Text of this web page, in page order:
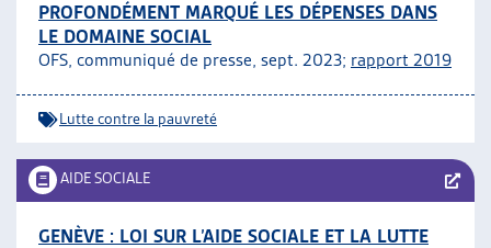
PROFONDÉMENT MARQUÉ LES DÉPENSES DANS
LE DOMAINE SOCIAL
OFS, communiqué de presse, sept. 2023; rapport 2019
Lutte contre la pauvreté
AIDE SOCIALE
GENÈVE : LOI SUR L’AIDE SOCIALE ET LA LUTTE